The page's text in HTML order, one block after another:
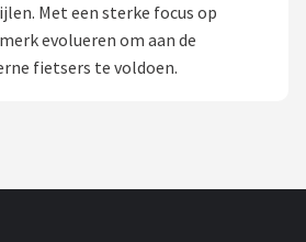
Met een sterke focus op
evolueren om aan de
fietsers te voldoen.